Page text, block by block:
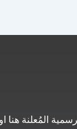
المُعلنة